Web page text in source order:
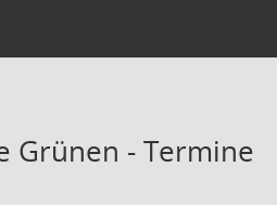
Grünen - Termine